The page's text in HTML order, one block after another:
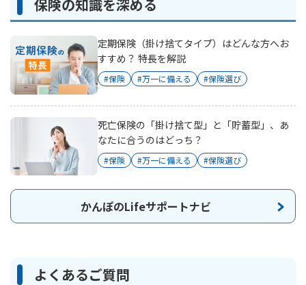
保険の知識を深める
定期保険（掛け捨てタイプ）はどんな方へお
すすめ？ 特長を解説
#保険 #万一に備える #保険選び
死亡保険の「掛け捨て型」と「貯蓄型」、あ
なたに合うのはどっち？
#保険 #万一に備える #保険選び
かんぽのLifeサポートナビ
よくあるご質問